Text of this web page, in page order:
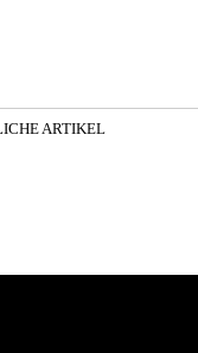
ARTIKEL